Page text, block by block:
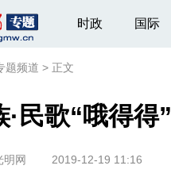
时政 国际
题频道 > 正文
·民歌“哦得得”
明网 2019-12-19 11:16